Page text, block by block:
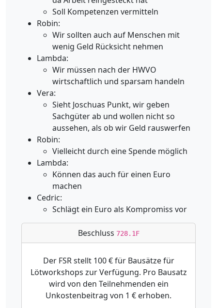
Soll Kompetenzen vermitteln
Robin:
Wir sollten auch auf Menschen mit
wenig Geld Rücksicht nehmen
Lambda:
Wir müssen nach der HWVO
wirtschaftlich und sparsam handeln
Vera:
Sieht Joschuas Punkt, wir geben
Sachgüter ab und wollen nicht so
aussehen, als ob wir Geld rauswerfen
Robin:
Vielleicht durch eine Spende möglich
Lambda:
Können das auch für einen Euro
machen
Cedric:
Schlägt ein Euro als Kompromiss vor
Beschluss 728.1F
Der FSR stellt 100 € für Bausätze für
Lötworkshops zur Verfügung. Pro Bausatz
wird von den Teilnehmenden ein
Unkostenbeitrag von 1 € erhoben.